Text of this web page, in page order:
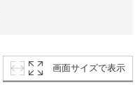
画面サイズで表示